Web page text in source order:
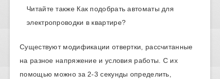
Читайте также Как подобрать автоматы для
электропроводки в квартире?
Существуют модификации отвертки, рассчитанные
на разное напряжение и условия работы. С их
помощью можно за 2-3 секунды определить,